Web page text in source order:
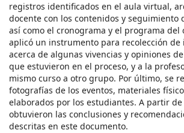
registros identificados en el aula virtual,
docente con los contenidos y seguimiento
así como el cronograma y el programa del
aplicó un instrumento para recolección de
acerca de algunas vivencias y opiniones
que estuvieron en el proceso, y a la
mismo curso a otro grupo. Por último, se
fotografías de los eventos, materiales
elaborados por los estudiantes. A partir de
obtuvieron las conclusiones y
descritas en este documento.